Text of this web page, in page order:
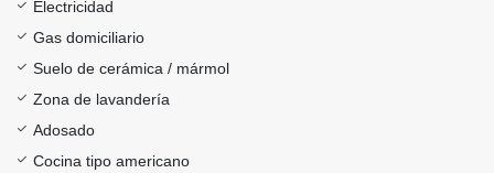
Electricidad
Gas domiciliario
Suelo de cerámica / mármol
Zona de lavandería
Adosado
Cocina tipo americano